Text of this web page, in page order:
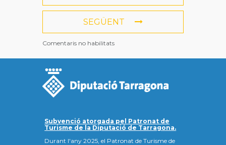
SEGÜENT
Comentaris no habilitats
Subvenció atorgada pel Patronat de
Turisme de la Diputació de Tarragona.
Durant l'any 2025, el Patronat de Turisme de